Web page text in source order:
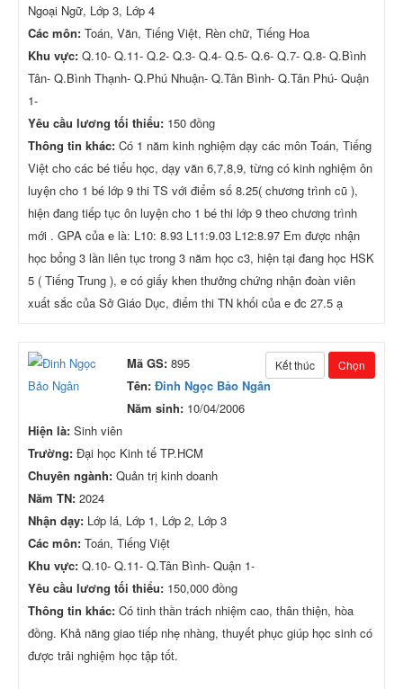
Ngoại Ngữ, Lớp 3, Lớp 4
Các môn: Toán, Văn, Tiếng Việt, Rèn chữ, Tiếng Hoa
Khu vực: Q.10- Q.11- Q.2- Q.3- Q.4- Q.5- Q.6- Q.7- Q.8- Q.Bình
Tân- Q.Bình Thạnh- Q.Phú Nhuận- Q.Tân Bình- Q.Tân Phú- Quận
1-
Yêu cầu lương tối thiểu: 150 đồng
Thông tin khác: Có 1 năm kinh nghiệm dạy các môn Toán, Tiếng
Việt cho các bé tiểu học, dạy văn 6,7,8,9, từng có kinh nghiệm ôn
luyện cho 1 bé lớp 9 thi TS với điểm số 8.25( chương trình cũ ),
hiện đang tiếp tục ôn luyện cho 1 bé thi lớp 9 theo chương trình
mới . GPA của e là: L10: 8.93 L11:9.03 L12:8.97 Em được nhận
học bổng 3 lần liên tục trong 3 năm học c3, hiện tại đang học HSK
5 ( Tiếng Trung ), e có giấy khen thưởng chứng nhận đoàn viên
xuất sắc của Sở Giáo Dục, điểm thi TN khối của e đc 27.5 ạ
Kết thúc Chọn
Mã GS: 895
Tên: Đinh Ngọc Bảo Ngân
Năm sinh: 10/04/2006
Hiện là: Sinh viên
Trường: Đại học Kinh tế TP.HCM
Chuyên ngành: Quản trị kinh doanh
Năm TN: 2024
Nhận dạy: Lớp lá, Lớp 1, Lớp 2, Lớp 3
Các môn: Toán, Tiếng Việt
Khu vực: Q.10- Q.11- Q.Tân Bình- Quận 1-
Yêu cầu lương tối thiểu: 150,000 đồng
Thông tin khác: Có tinh thần trách nhiệm cao, thân thiện, hòa
đồng. Khả năng giao tiếp nhẹ nhàng, thuyết phục giúp học sinh có
được trải nghiệm học tập tốt.